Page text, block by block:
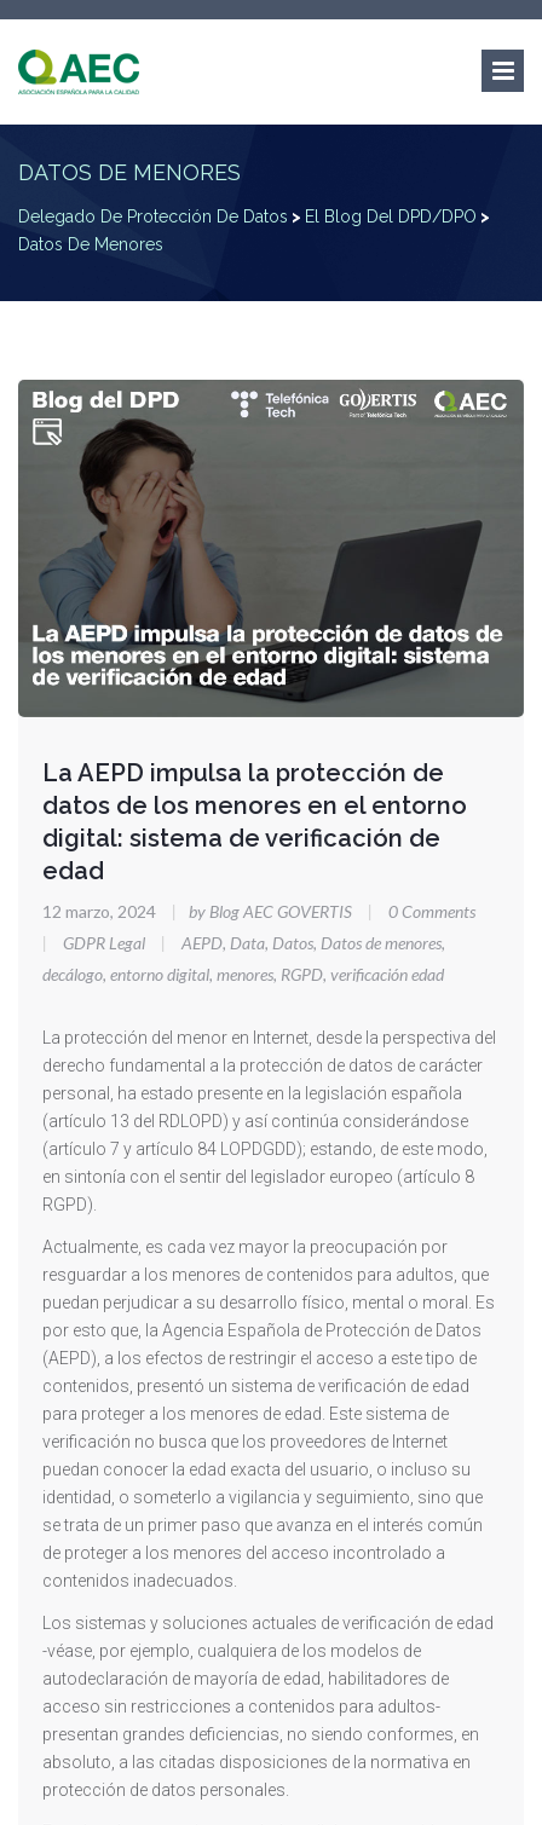
DATOS DE MENORES
Delegado De Protección De Datos > El Blog Del DPD/DPO >
Datos De Menores
La AEPD impulsa la protección de
datos de los menores en el entorno
digital: sistema de verificación de
edad
12 marzo, 2024 | by Blog AEC GOVERTIS |
0 Comments
|
GDPR Legal | AEPD, Data, Datos, Datos de menores,
decálogo, entorno digital, menores, RGPD, verificación edad
La protección del menor en Internet, desde la perspectiva del
derecho fundamental a la protección de datos de carácter
personal, ha estado presente en la legislación española
(artículo 13 del RDLOPD) y así continúa considerándose
(artículo 7 y artículo 84 LOPDGDD); estando, de este modo,
en sintonía con el sentir del legislador europeo (artículo 8
RGPD).
Actualmente, es cada vez mayor la preocupación por
resguardar a los menores de contenidos para adultos, que
puedan perjudicar a su desarrollo físico, mental o moral. Es
por esto que, la Agencia Española de Protección de Datos
(AEPD), a los efectos de restringir el acceso a este tipo de
contenidos, presentó un sistema de verificación de edad
para proteger a los menores de edad. Este sistema de
verificación no busca que los proveedores de Internet
puedan conocer la edad exacta del usuario, o incluso su
identidad, o someterlo a vigilancia y seguimiento, sino que
se trata de un primer paso que avanza en el interés común
de proteger a los menores del acceso incontrolado a
contenidos inadecuados.
Los sistemas y soluciones actuales de verificación de edad
-véase, por ejemplo, cualquiera de los modelos de
autodeclaración de mayoría de edad, habilitadores de
acceso sin restricciones a contenidos para adultos-
presentan grandes deficiencias, no siendo conformes, en
absoluto, a las citadas disposiciones de la normativa en
protección de datos personales.